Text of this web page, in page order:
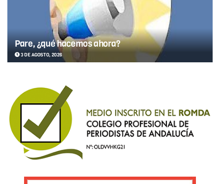
Pare, ¿qué hacemos ahora?
3 DE AGOSTO, 2026